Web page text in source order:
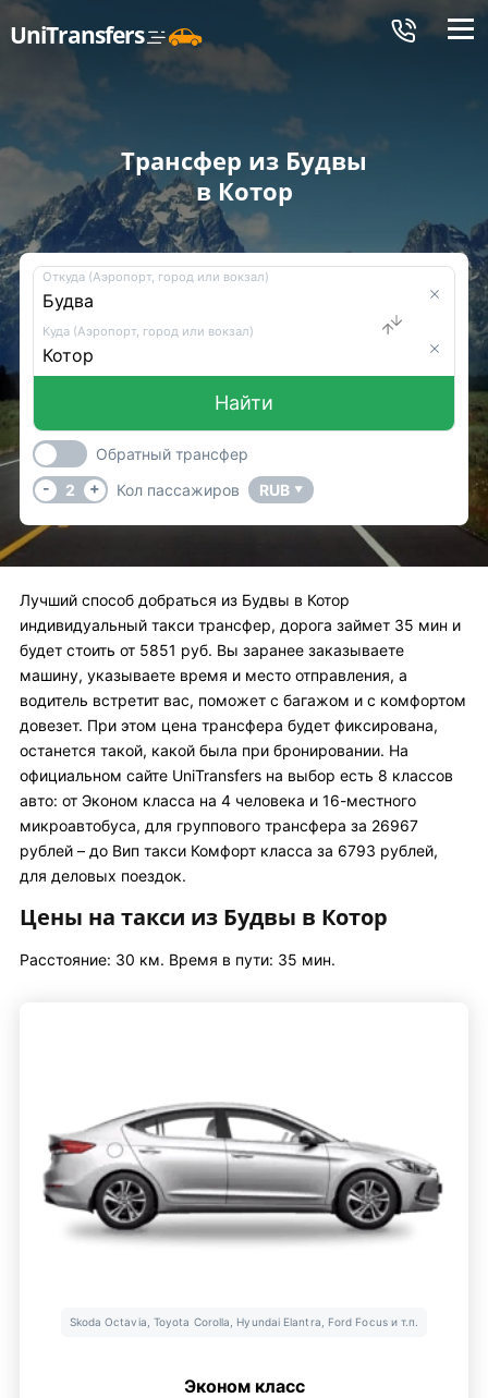
UniTransfers Меню
Трансфер из Будвы
в Котор
Откуда (Аэропорт, город или вокзал)
Куда (Аэропорт, город или вокзал)
Найти
Обратный трансфер
-
2 + Кол пассажиров RUB ▼
Лучший способ добраться из Будвы в Котор
индивидуальный такси трансфер, дорога займет 35 мин и
будет стоить от 5851 руб. Вы заранее заказываете
машину, указываете время и место отправления, а
водитель встретит вас, поможет с багажом и с комфортом
довезет. При этом цена трансфера будет фиксирована,
останется такой, какой была при бронировании. На
официальном сайте UniTransfers на выбор есть 8 классов
авто: от Эконом класса на 4 человека и 16-местного
микроавтобуса, для группового трансфера за 26967
рублей – до Вип такси Комфорт класса за 6793 рублей,
для деловых поездок.
Цены на такси из Будвы в Котор
Расстояние: 30 км. Время в пути: 35 мин.
Skoda Octavia, Toyota Corolla, Hyundai Elantra, Ford Focus и т.п.
Эконом класс